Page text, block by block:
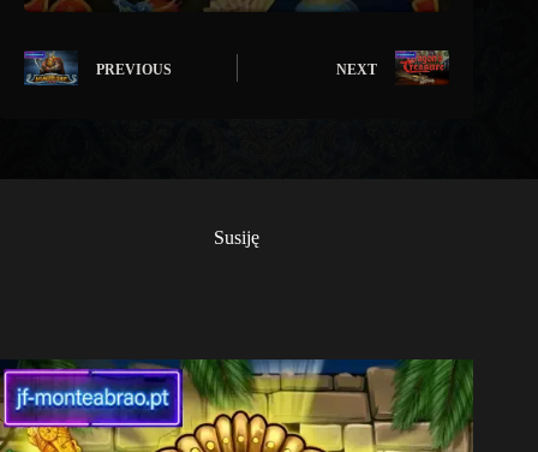
PREVIOUS NEXT
Susiję